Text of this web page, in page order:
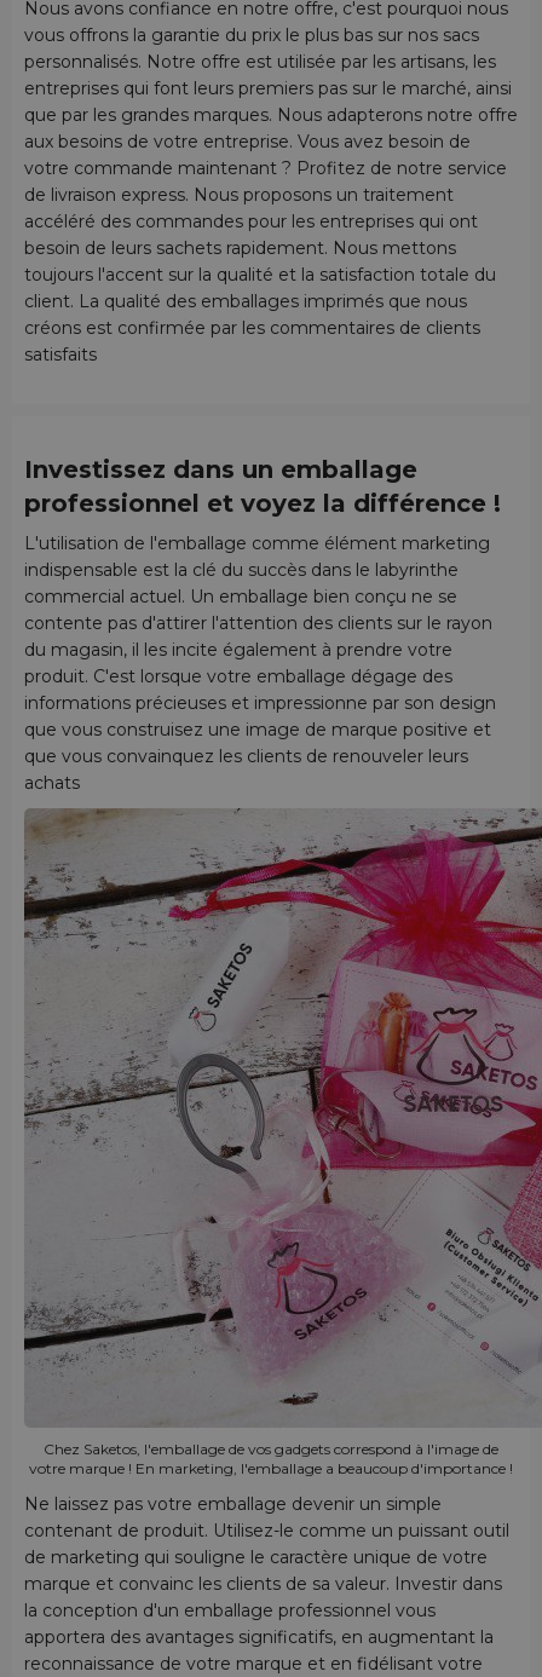
Nous avons confiance en notre offre, c'est pourquoi nous
vous offrons la garantie du prix le plus bas sur nos sacs
personnalisés. Notre offre est utilisée par les artisans, les
entreprises qui font leurs premiers pas sur le marché, ainsi
que par les grandes marques. Nous adapterons notre offre
aux besoins de votre entreprise. Vous avez besoin de
votre commande maintenant ? Profitez de notre service
de livraison express. Nous proposons un traitement
accéléré des commandes pour les entreprises qui ont
besoin de leurs sachets rapidement. Nous mettons
toujours l'accent sur la qualité et la satisfaction totale du
client. La qualité des emballages imprimés que nous
créons est confirmée par les commentaires de clients
satisfaits
Investissez dans un emballage
professionnel et voyez la différence !
L'utilisation de l'emballage comme élément marketing
indispensable est la clé du succès dans le labyrinthe
commercial actuel. Un emballage bien conçu ne se
contente pas d'attirer l'attention des clients sur le rayon
du magasin, il les incite également à prendre votre
produit. C'est lorsque votre emballage dégage des
informations précieuses et impressionne par son design
que vous construisez une image de marque positive et
que vous convainquez les clients de renouveler leurs
achats
Chez Saketos, l'emballage de vos gadgets correspond à l'image de
votre marque ! En marketing, l'emballage a beaucoup d'importance !
Ne laissez pas votre emballage devenir un simple
contenant de produit. Utilisez-le comme un puissant outil
de marketing qui souligne le caractère unique de votre
marque et convainc les clients de sa valeur. Investir dans
la conception d'un emballage professionnel vous
apportera des avantages significatifs, en augmentant la
reconnaissance de votre marque et en fidélisant votre